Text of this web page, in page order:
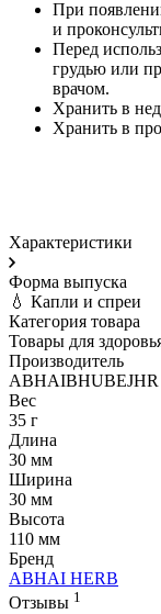
При
и
Перед
грудью или
врачом.
Хранить в
Хранить в
Характеристики
Форма выпуска
💧 Капли и спреи
Категория товара
Товары для
Производитель
Вес
35 г
Длина
30 мм
Ширина
30 мм
Высота
110 мм
Бренд
ABHAI HERB
Отзывы 1